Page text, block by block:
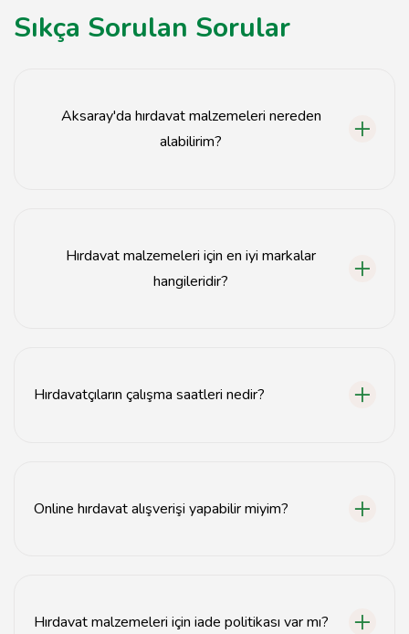
Sıkça Sorulan Sorular
Aksaray'da hırdavat malzemeleri nereden
alabilirim?
Hırdavat malzemeleri için en iyi markalar
hangileridir?
Hırdavatçıların çalışma saatleri nedir?
Online hırdavat alışverişi yapabilir miyim?
Hırdavat malzemeleri için iade politikası var mı?